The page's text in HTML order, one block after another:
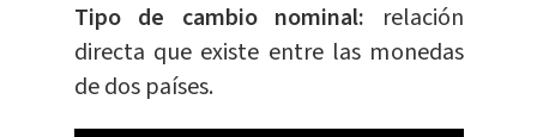
Tipo de cambio nominal: relación
directa que existe entre las monedas
de dos países.